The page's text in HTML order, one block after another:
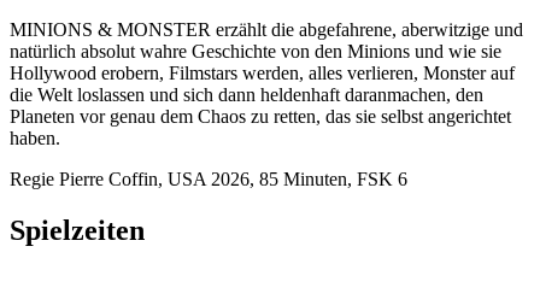
MINIONS & MONSTER erzählt die abgefahrene, aberwitzige und
natürlich absolut wahre Geschichte von den Minions und wie sie
Hollywood erobern, Filmstars werden, alles verlieren, Monster auf
die Welt loslassen und sich dann heldenhaft daranmachen, den
Planeten vor genau dem Chaos zu retten, das sie selbst angerichtet
haben.
Regie Pierre Coffin, USA 2026, 85 Minuten, FSK 6
Spielzeiten